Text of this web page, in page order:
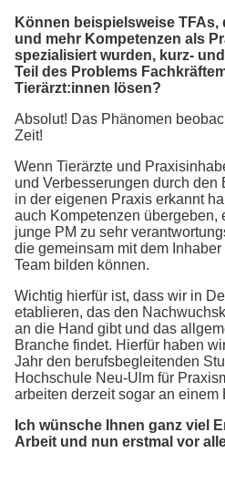
Können beispielsweise
und mehr Kompetenzen als
spezialisiert wurden, kurz-
Teil des Problems
Tierärzt:innen lösen?
Absolut! Das Phänomen
Zeit!
Wenn Tierärzte und
und Verbesserungen durch den
in der eigenen Praxis erkannt
auch Kompetenzen übergeben,
junge PM zu sehr
die gemeinsam mit dem
Team bilden können.
Wichtig hierfür ist, dass wir in
etablieren, das den
an die Hand gibt und das
Branche findet. Hierfür haben
Jahr den berufsbegleitenden
Hochschule Neu-Ulm für
arbeiten derzeit sogar an einem
Ich wünsche Ihnen ganz viel
Arbeit und nun erstmal vor